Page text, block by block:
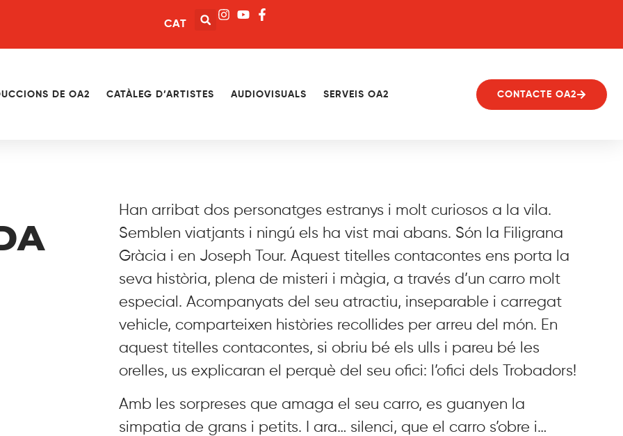
CAT
DE OA2 CATÀLEG D’ARTISTES AUDIOVISUALS SERVEIS OA2 CONTACTE OA2
Han arribat dos personatges estranys i molt curiosos a la vila.
Semblen viatjants i ningú els ha vist mai abans. Són la Filigrana
Gràcia i en Joseph Tour. Aquest titelles contacontes ens porta la
seva història, plena de misteri i màgia, a través d’un carro molt
especial. Acompanyats del seu atractiu, inseparable i carregat
vehicle, comparteixen històries recollides per arreu del món. En
aquest titelles contacontes, si obriu bé els ulls i pareu bé les
orelles, us explicaran el perquè del seu ofici: l’ofici dels Trobadors!
Amb les sorpreses que amaga el seu carro, es guanyen la
simpatia de grans i petits. I ara… silenci, que el carro s’obre i…